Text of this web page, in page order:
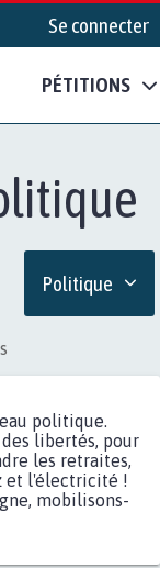
Se connecter
PÉTITIONS
Politique
politique.
libertés, pour
les retraites,
et l'électricité !
mobilisons-